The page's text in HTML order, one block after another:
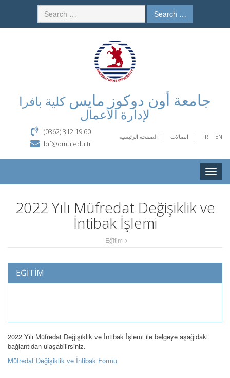
Search …
جامعة أون دوكوز مايسكلية بافرا
لإدارة الأعمال
الصفحة الرئيسية اتصالات TR EN
(0362) 312 19 60
bif@omu.edu.tr
Toggle
2022 Yılı Müfredat Değişiklik ve
İntibak İşlemi
Eği̇ti̇m
EĞİTİM
2022 Yılı Müfredat Değişiklik ve İntibak İşlemi ile belgeye aşağıdaki
bağlantıdan ulaşabilirsiniz.
Müfredat Değişiklik ve İntibak Formu